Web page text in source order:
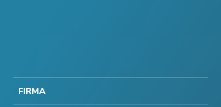
FIRMA